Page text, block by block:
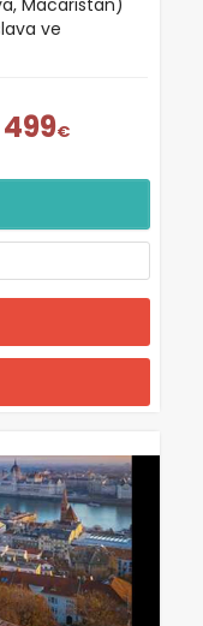
Macaristan)
ve
499€